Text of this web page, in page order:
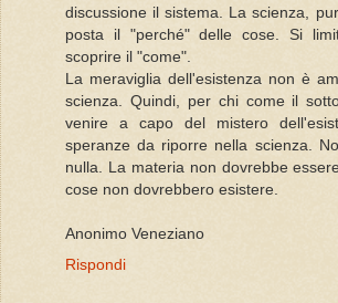
discussione il sistema. La scienza,
posta il "perché" delle cose. Si
scoprire il "come".
La meraviglia dell'esistenza non è
scienza. Quindi, per chi come il
venire a capo del mistero
speranze da riporre nella scienza.
nulla. La materia non dovrebbe
cose non dovrebbero esistere.
Anonimo Veneziano
Rispondi